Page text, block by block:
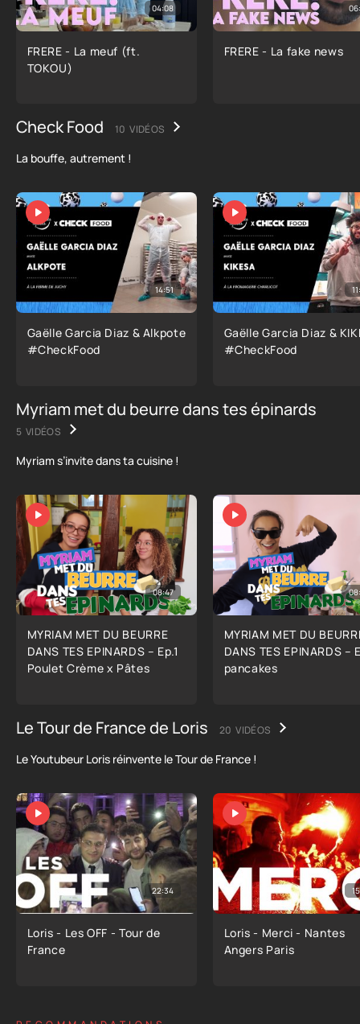
04:08
FRERE - La meuf (ft.
TOKOU)
FRERE - La fake news
Check Food 10 VIDÉOS
La bouffe, autrement !
14:51
Gaëlle Garcia Diaz & Alkpote
#CheckFood
Gaëlle Garcia Diaz &
#CheckFood
Myriam met du beurre dans tes épinards
5 VIDÉOS
Myriam s’invite dans ta cuisine !
08:47
MYRIAM MET DU BEURRE
DANS TES EPINARDS – Ep.1
Poulet Crème x Pâtes
MYRIAM MET DU
DANS TES EPINARDS –
pancakes
Le Tour de France de Loris 20 VIDÉOS
Le Youtubeur Loris réinvente le Tour de France !
22:34
Loris - Les OFF - Tour de
France
Loris - Merci - Nantes
Angers Paris